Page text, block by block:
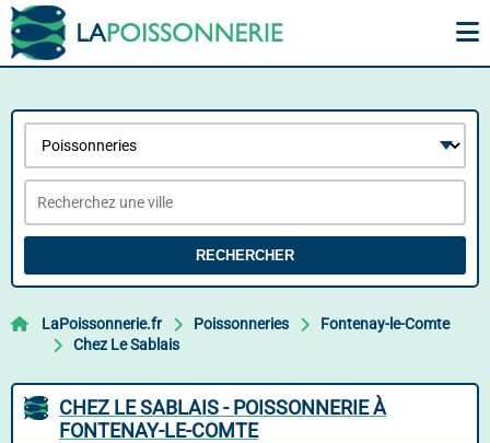
RECHERCHER
LaPoissonnerie.fr Poissonneries
Fontenay-le-Comte
Chez Le Sablais
CHEZ LE SABLAIS - POISSONNERIE À
FONTENAY-LE-COMTE